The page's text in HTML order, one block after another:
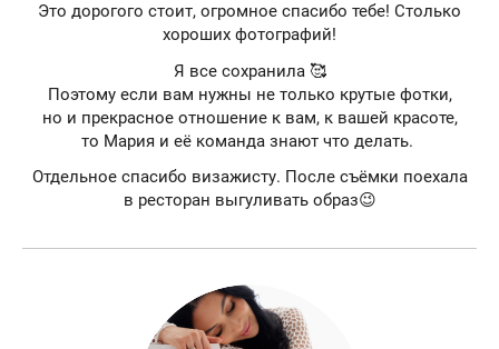
Это дорогого стоит, огромное спасибо тебе! Столько
хороших фотографий!
Я все сохранила 🥰
Поэтому если вам нужны не только крутые фотки,
но и прекрасное отношение к вам, к вашей красоте,
то Мария и её команда знают что делать.
Отдельное спасибо визажисту. После съёмки поехала
в ресторан выгуливать образ😉